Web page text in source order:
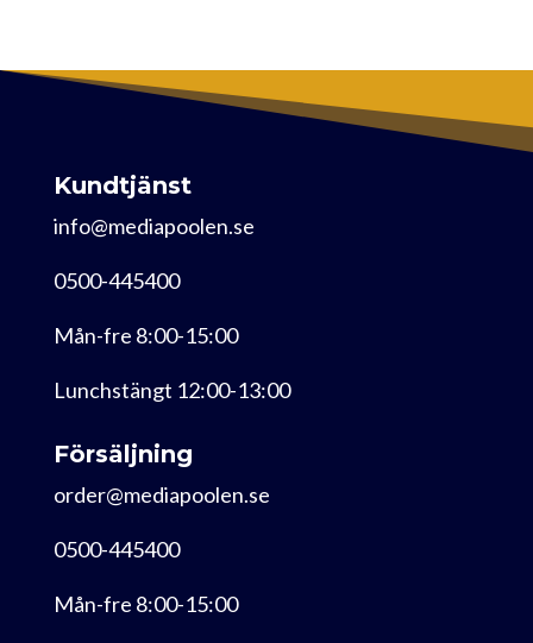
Kundtjänst
info@mediapoolen.se
0500-445400
Mån-fre 8:00-15:00
Lunchstängt 12:00-13:00
Försäljning
order@mediapoolen.se
0500-445400
Mån-fre 8:00-15:00